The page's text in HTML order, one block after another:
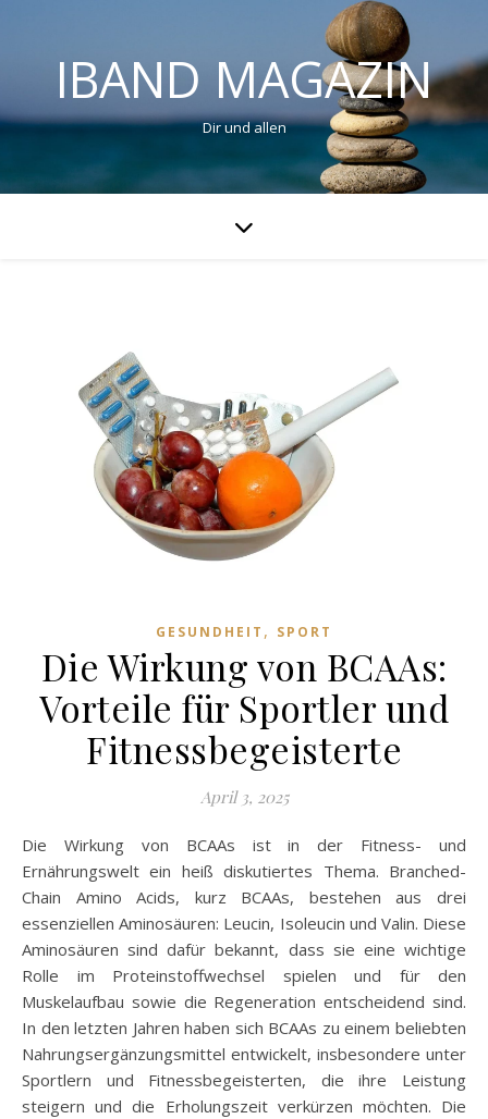
IBAND MAGAZIN
Dir und allen
GESUNDHEIT , SPORT
Die Wirkung von BCAAs:
Vorteile für Sportler und
Fitnessbegeisterte
April 3, 2025
Die Wirkung von BCAAs ist in der Fitness- und
Ernährungswelt ein heiß diskutiertes Thema. Branched-
Chain Amino Acids, kurz BCAAs, bestehen aus drei
essenziellen Aminosäuren: Leucin, Isoleucin und Valin. Diese
Aminosäuren sind dafür bekannt, dass sie eine wichtige
Rolle im Proteinstoffwechsel spielen und für den
Muskelaufbau sowie die Regeneration entscheidend sind.
In den letzten Jahren haben sich BCAAs zu einem beliebten
Nahrungsergänzungsmittel entwickelt, insbesondere unter
Sportlern und Fitnessbegeisterten, die ihre Leistung
steigern und die Erholungszeit verkürzen möchten. Die